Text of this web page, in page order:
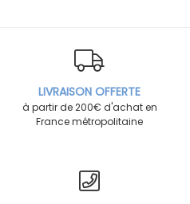
LIVRAISON OFFERTE
à partir de 200€ d'achat en
France métropolitaine